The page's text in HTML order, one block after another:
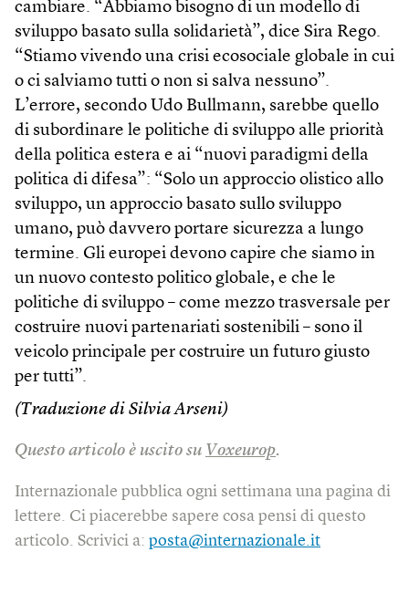
cambiare. “Abbiamo bisogno di un modello di
sviluppo basato sulla solidarietà”, dice Sira Rego.
“Stiamo vivendo una crisi ecosociale globale in cui
o ci salviamo tutti o non si salva nessuno”.
L’errore, secondo Udo Bullmann, sarebbe quello
di subordinare le politiche di sviluppo alle priorità
della politica estera e ai “nuovi paradigmi della
politica di difesa”: “Solo un approccio olistico allo
sviluppo, un approccio basato sullo sviluppo
umano, può davvero portare sicurezza a lungo
termine. Gli europei devono capire che siamo in
un nuovo contesto politico globale, e che le
politiche di sviluppo – come mezzo trasversale per
costruire nuovi partenariati sostenibili – sono il
veicolo principale per costruire un futuro giusto
per tutti”.
(Traduzione di Silvia Arseni)
Questo articolo è uscito su Voxeurop.
Internazionale pubblica ogni settimana una pagina di
lettere. Ci piacerebbe sapere cosa pensi di questo
articolo. Scrivici a: posta@internazionale.it